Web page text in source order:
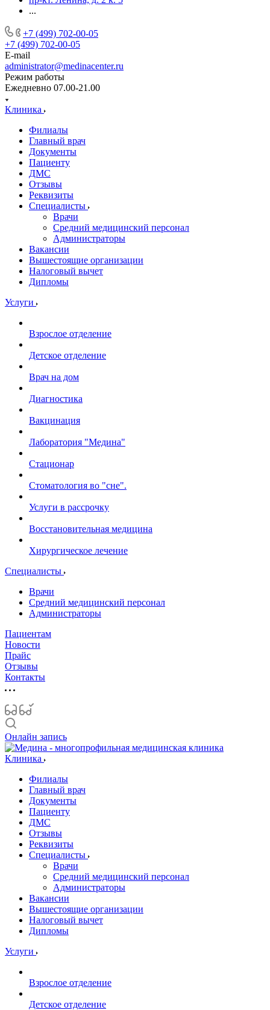
...
+7 (499) 702-00-05
+7 (499) 702-00-05
E-mail
administrator@medinacenter.ru
Режим работы
Ежедневно 07.00-21.00
Клиника
Филиалы
Главный врач
Документы
Пациенту
ДМС
Отзывы
Реквизиты
Специалисты
Врачи
Средний медицинский персонал
Администраторы
Вакансии
Вышестоящие организации
Налоговый вычет
Дипломы
Услуги
Взрослое отделение
Детское отделение
Врач на дом
Диагностика
Вакцинация
Лаборатория "Медина"
Стационар
Стоматология во "сне".
Услуги в рассрочку
Восстановительная медицина
Хирургическое лечение
Специалисты
Врачи
Средний медицинский персонал
Администраторы
Пациентам
Новости
Прайс
Отзывы
Контакты
Онлайн запись
Клиника
Филиалы
Главный врач
Документы
Пациенту
ДМС
Отзывы
Реквизиты
Специалисты
Врачи
Средний медицинский персонал
Администраторы
Вакансии
Вышестоящие организации
Налоговый вычет
Дипломы
Услуги
Взрослое отделение
Детское отделение